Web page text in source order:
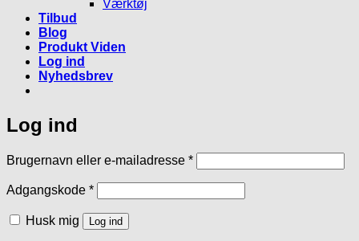
Værktøj
Tilbud
Blog
Produkt Viden
Log ind
Nyhedsbrev
Log ind
Brugernavn eller e-mailadresse *Påkrævet
Adgangskode *Påkrævet
Husk mig Log ind